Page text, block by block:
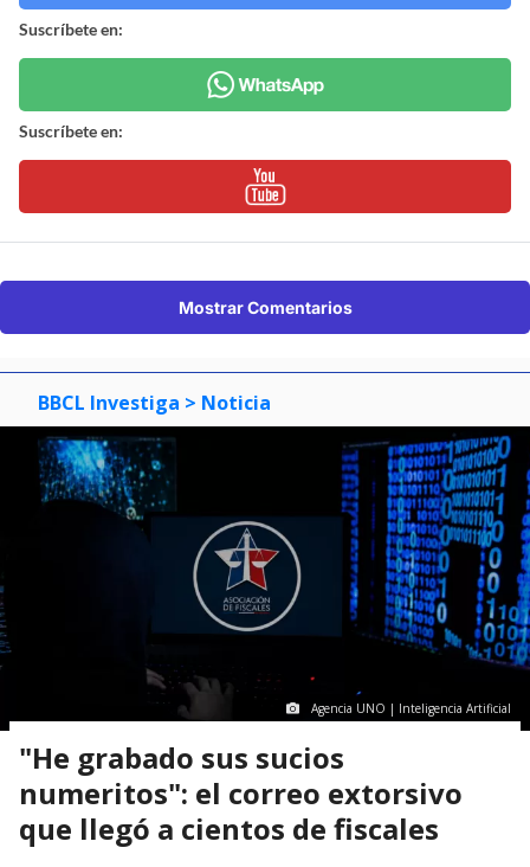
Suscríbete en:
Suscríbete en:
Mostrar Comentarios
BBCL Investiga > Noticia
Agencia UNO | Inteligencia Artificial
"He grabado sus sucios
numeritos": el correo extorsivo
que llegó a cientos de fiscales